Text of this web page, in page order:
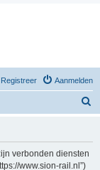
Aanmelden
Registreer
verbonden diensten
www.sion-rail.nl”)